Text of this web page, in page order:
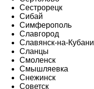
Сестрорецк
Сибай
Симферополь
Славгород
Славянск-на-Кубани
Сланцы
Смоленск
Смышляевка
Снежинск
Советск